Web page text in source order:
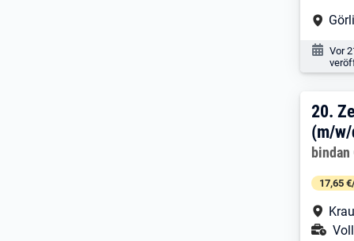
Vor
20.
20.
(m/
bindan
17,65